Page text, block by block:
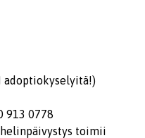
adoptiokyselyitä!)
913 0778
toimii